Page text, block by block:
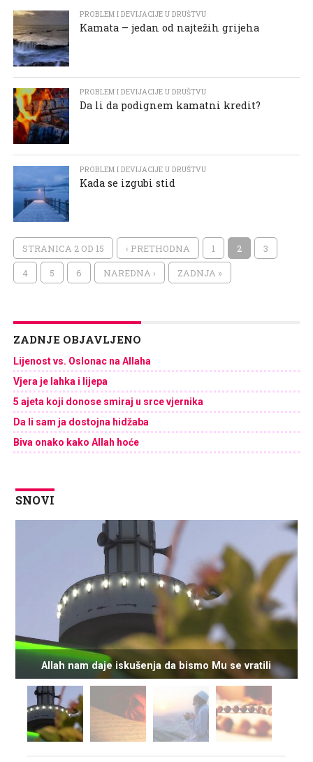
PROBLEM I DEVIJACIJE U DRUŠTVU
Kamata – jedan od najtežih grijeha
PROBLEM I DEVIJACIJE U DRUŠTVU
Da li da podignem kamatni kredit?
PROBLEM I DEVIJACIJE U DRUŠTVU
Kada se izgubi stid
STRANICA 2 OD 15 ‹ PRETHODNA 1 2 3
4 5 6 NAREDNA › ZADNJA »
ZADNJE OBJAVLJENO
Lijenost vs. Oslonac na Allaha
Vjera je lahka i lijepa
5 ajeta koji donose smiraj u srce vjernika
Da li sam ja dostojna hidžaba
Biva onako kako Allah hoće
SNOVI
Allah nam daje iskušenja da bismo Mu se vratili